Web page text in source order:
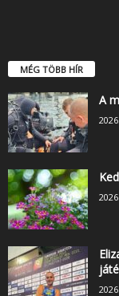
MÉG TÖBB HÍR
A